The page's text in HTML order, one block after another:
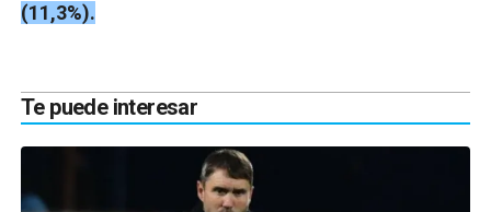
(11,3%).
Te puede interesar